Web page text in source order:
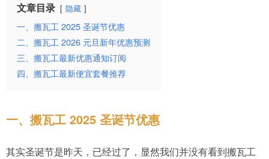
文章目录 隐藏
一、搬瓦工 2025 圣诞节优惠
二、搬瓦工 2026 元旦新年优惠预测
三、搬瓦工最新优惠通知订阅
四、搬瓦工最新便宜套餐推荐
一、搬瓦工 2025 圣诞节优惠
其实圣诞节是昨天，已经过了，显然我们并没有看到搬瓦工